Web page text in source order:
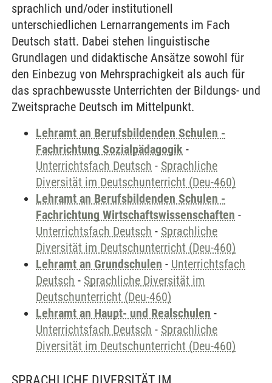
sprachlich und/oder institutionell
unterschiedlichen Lernarrangements im Fach
Deutsch statt. Dabei stehen linguistische
Grundlagen und didaktische Ansätze sowohl für
den Einbezug von Mehrsprachigkeit als auch für
das sprachbewusste Unterrichten der Bildungs- und
Zweitsprache Deutsch im Mittelpunkt.
Lehramt an Berufsbildenden Schulen -
Fachrichtung Sozialpädagogik -
Unterrichtsfach Deutsch - Sprachliche
Diversität im Deutschunterricht (Deu-460)
Lehramt an Berufsbildenden Schulen -
Fachrichtung Wirtschaftswissenschaften -
Unterrichtsfach Deutsch - Sprachliche
Diversität im Deutschunterricht (Deu-460)
Lehramt an Grundschulen - Unterrichtsfach
Deutsch - Sprachliche Diversität im
Deutschunterricht (Deu-460)
Lehramt an Haupt- und Realschulen -
Unterrichtsfach Deutsch - Sprachliche
Diversität im Deutschunterricht (Deu-460)